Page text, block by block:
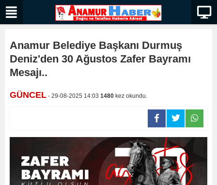
Anamur Belediye Başkanı Durmuş
Deniz'den 30 Ağustos Zafer Bayramı
Mesajı..
GÜNCEL - 29-08-2025 14:03 1480 kez okundu.